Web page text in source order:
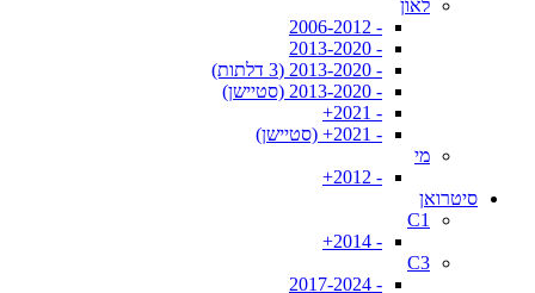
לאון
- 2006-2012
- 2013-2020
- 2013-2020 (3 דלתות)
- 2013-2020 (סטיישן)
- 2021+
- 2021+ (סטיישן)
מי
- 2012+
סיטרואן
C1
- 2014+
C3
- 2017-2024